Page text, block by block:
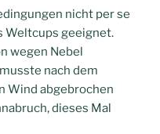
nicht per se
Weltcups geeignet.
wegen Nebel
nach dem
Wind abgebrochen
dieses Mal